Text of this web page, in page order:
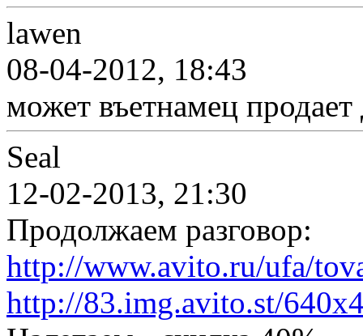
lawen
08-04-2012, 18:43
может въетнамец продает
Seal
12-02-2013, 21:30
Продолжаем разговор:
http://www.avito.ru/ufa/
http://83.img.avito.st/